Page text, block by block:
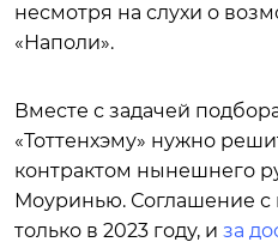
несмотря на слухи о
«Наполи».
Вместе с задачей
«Тоттенхэму» нужно
контрактом нынешнего
Моуринью. Соглашение с
только в 2023 году, и за